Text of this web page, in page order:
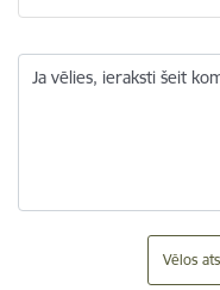
Ja vēlies, ieraksti šeit
Vēlos